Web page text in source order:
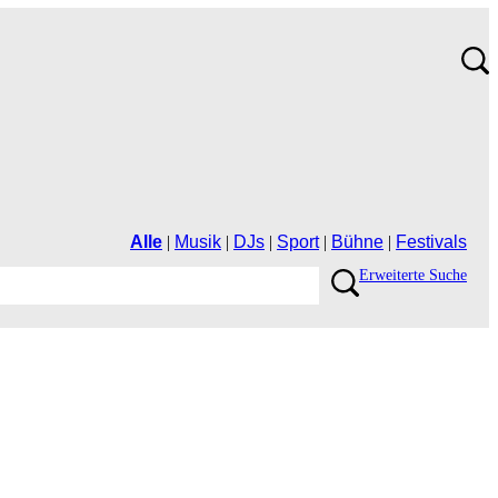
Alle | Musik | DJs | Sport| Bühne | Festivals
ErweiterteSuche